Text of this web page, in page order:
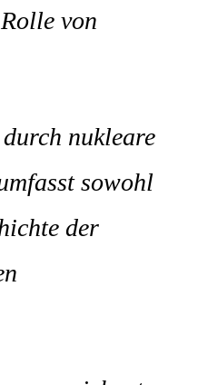
von
nukleare
sowohl
der